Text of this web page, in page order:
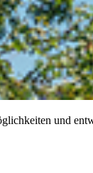
und